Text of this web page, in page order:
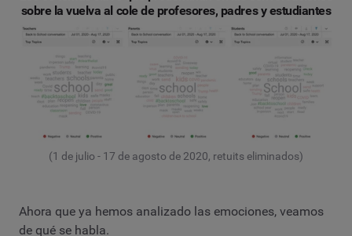
sobre la vuelva al cole de profesores, padres y estudiantes
(1 de julio - 17 de agosto de 2020, retuits eliminados)
Ahora que ya hemos analizado las emociones, veamos
de qué se habla.